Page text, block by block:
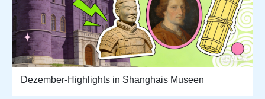
Dezember-Highlights in Shanghais Museen